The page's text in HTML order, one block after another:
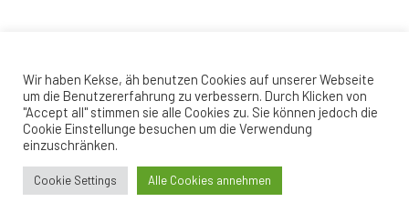
Wir haben Kekse, äh benutzen Cookies auf unserer Webseite
um die Benutzererfahrung zu verbessern. Durch Klicken von
"Accept all" stimmen sie alle Cookies zu. Sie können jedoch die
Cookie Einstellunge besuchen um die Verwendung
einzuschränken.
Cookie Settings Alle Cookies annehmen